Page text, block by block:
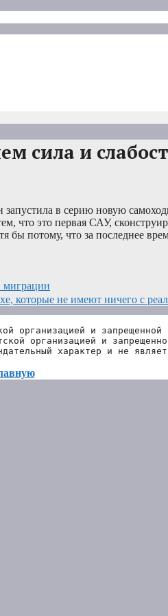
сила и
в серию новую
что это первая САУ,
потому, что за последнее
миграции
которые не имеют ничего с
организацией и запрещенной
организацией и
характер и не